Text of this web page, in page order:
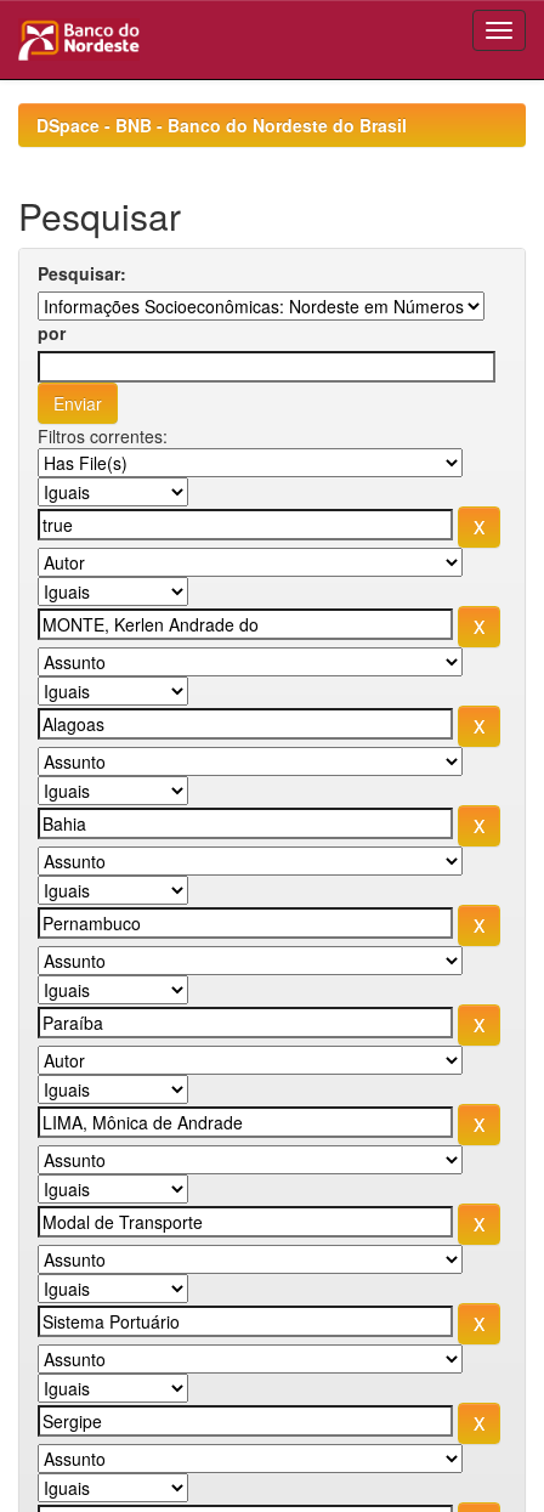
navigationDSpace - BNB - Banco do Nordeste do Brasil
Pesquisar
Pesquisar:
por
Filtros correntes: